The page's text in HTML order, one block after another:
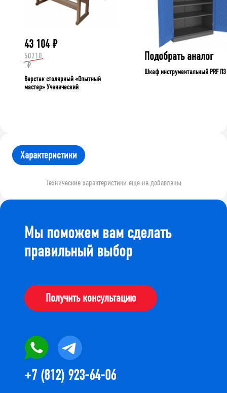
43 104 ₽
50710
₽
Верстак столярный «Опытный
мастер» Ученический
Подобрать аналог
Шкаф инструментальный PRF П3
Характеристики
Технические характеристики еще не добавлены
Мы поможем вам сделать
правильный выбор
Получить консультацию
+7 (812) 923-64-06